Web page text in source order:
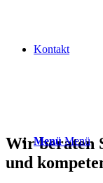
Kontakt
Menü Menü
Wir beraten
und